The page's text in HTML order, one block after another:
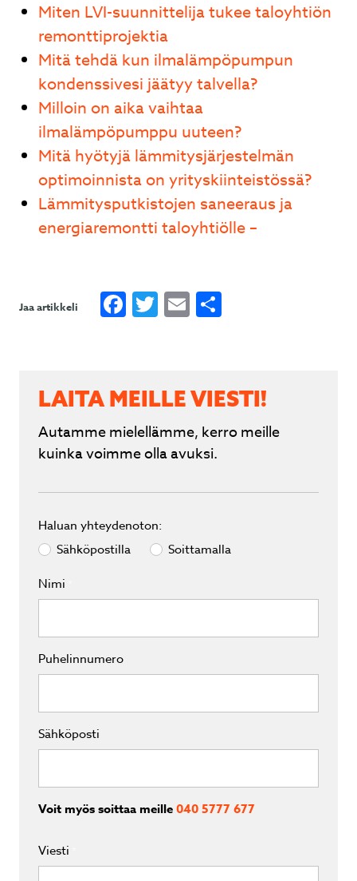
Miten LVI-suunnittelija tukee taloyhtiön
remonttiprojektia
Mitä tehdä kun ilmalämpöpumpun
kondenssivesi jäätyy talvella?
Milloin on aika vaihtaa
ilmalämpöpumppu uuteen?
Mitä hyötyjä lämmitysjärjestelmän
optimoinnista on yrityskiinteistössä?
Lämmitysputkistojen saneeraus ja
energiaremontti taloyhtiölle –
Jaa artikkeli Facebook
Twitter
Email
LAITA MEILLE VIESTI!
Autamme mielellämme, kerro meille
kuinka voimme olla avuksi.
Haluan yhteydenoton:
Sähköpostilla
Soittamalla
Nimi
Puhelinnumero
Sähköposti
Voit myös soittaa meille040 5777 677
Viesti